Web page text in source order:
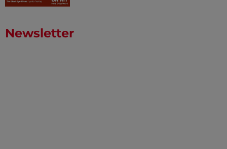
Newsletter